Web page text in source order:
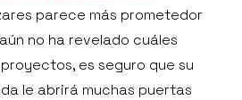
parece más prometedor
no ha revelado cuáles
es seguro que su
le abrirá muchas puertas